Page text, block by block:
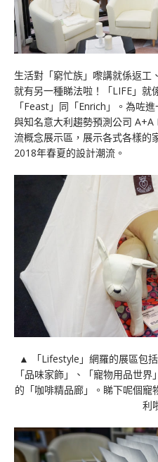
生活對「窮忙族」嚟講就係返工
就有另一種睇法啦！「LIFE」就
「Feast」同「Enrich」。為咗
與知名意大利趨勢預測公司
流概念展示區，展示各式各樣的
2018年春夏的設計潮流。
▲ 「Lifestyle」網羅的展區包
「品味家飾」、「寵物用品世
的「咖啡精品廊」。睇下呢個
利